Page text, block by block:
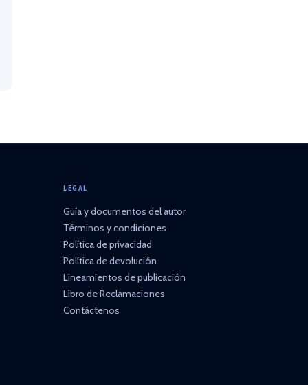
LEGAL
Guía y documentos del autor
Términos y condiciones
Política de privacidad
Política de devolución
Lineamientos de publicación
Libro de Reclamaciones
Contáctenos